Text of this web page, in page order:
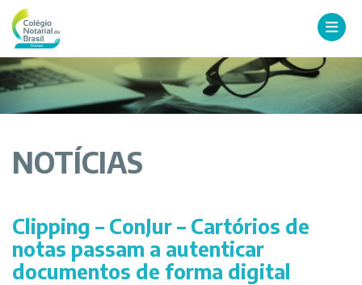
NOTÍCIAS
Clipping – ConJur – Cartórios de
notas passam a autenticar
documentos de forma digital